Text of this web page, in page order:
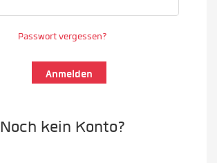
Passwort vergessen?
Noch kein Konto?